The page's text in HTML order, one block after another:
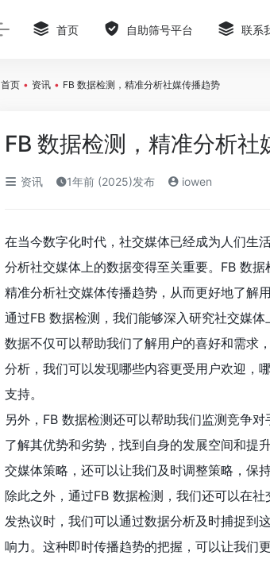
首页 自助筛号平台 联系
首页 • 资讯 • FB 数据检测，精准分析社媒传播趋势
FB 数据检测，精准分析社
资讯 1年前 (2025)发布 iowen
在当今数字化时代，社交媒体已经成为人们生
分析社交媒体上的数据变得至关重要。FB 数
精准分析社交媒体传播趋势，从而更好地了解
通过FB 数据检测，我们能够深入研究社交媒
数据不仅可以帮助我们了解用户的喜好和需求
分析，我们可以发现哪些内容更受用户欢迎，
支持。
另外，FB 数据检测还可以帮助我们监测竞争
了解其优势和劣势，找到自身的发展空间和提
交媒体策略，还可以让我们及时调整策略，保持
除此之外，通过FB 数据检测，我们还可以在
发热议时，我们可以通过数据分析及时捕捉到
响力。这种即时传播趋势的把握，可以让我们